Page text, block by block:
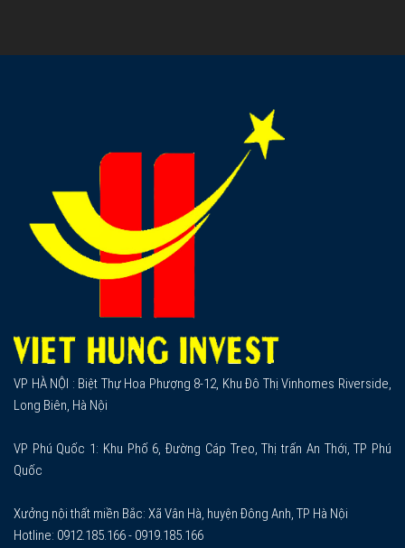
VP HÀ NỘI : Biệt Thự Hoa Phượng 8-12, Khu Đô Thị Vinhomes Riverside,
Long Biên, Hà Nội
VP Phú Quốc 1: Khu Phố 6, Đường Cáp Treo, Thị trấn An Thới, TP Phú
Quốc
Xưởng nội thất miền Bắc: Xã Vân Hà, huyện Đông Anh, TP Hà Nội
Hotline: 0912.185.166 - 0919.185.166